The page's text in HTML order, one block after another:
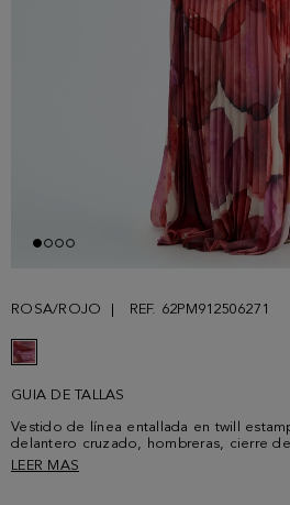
ROSA/ROJO REF. 62PM912506271
GUIA DE TALLAS
Vestido de línea entallada en twill
delantero cruzado, hombreras, cierre
lateral y manga larga con abertura en el
LEER MAS